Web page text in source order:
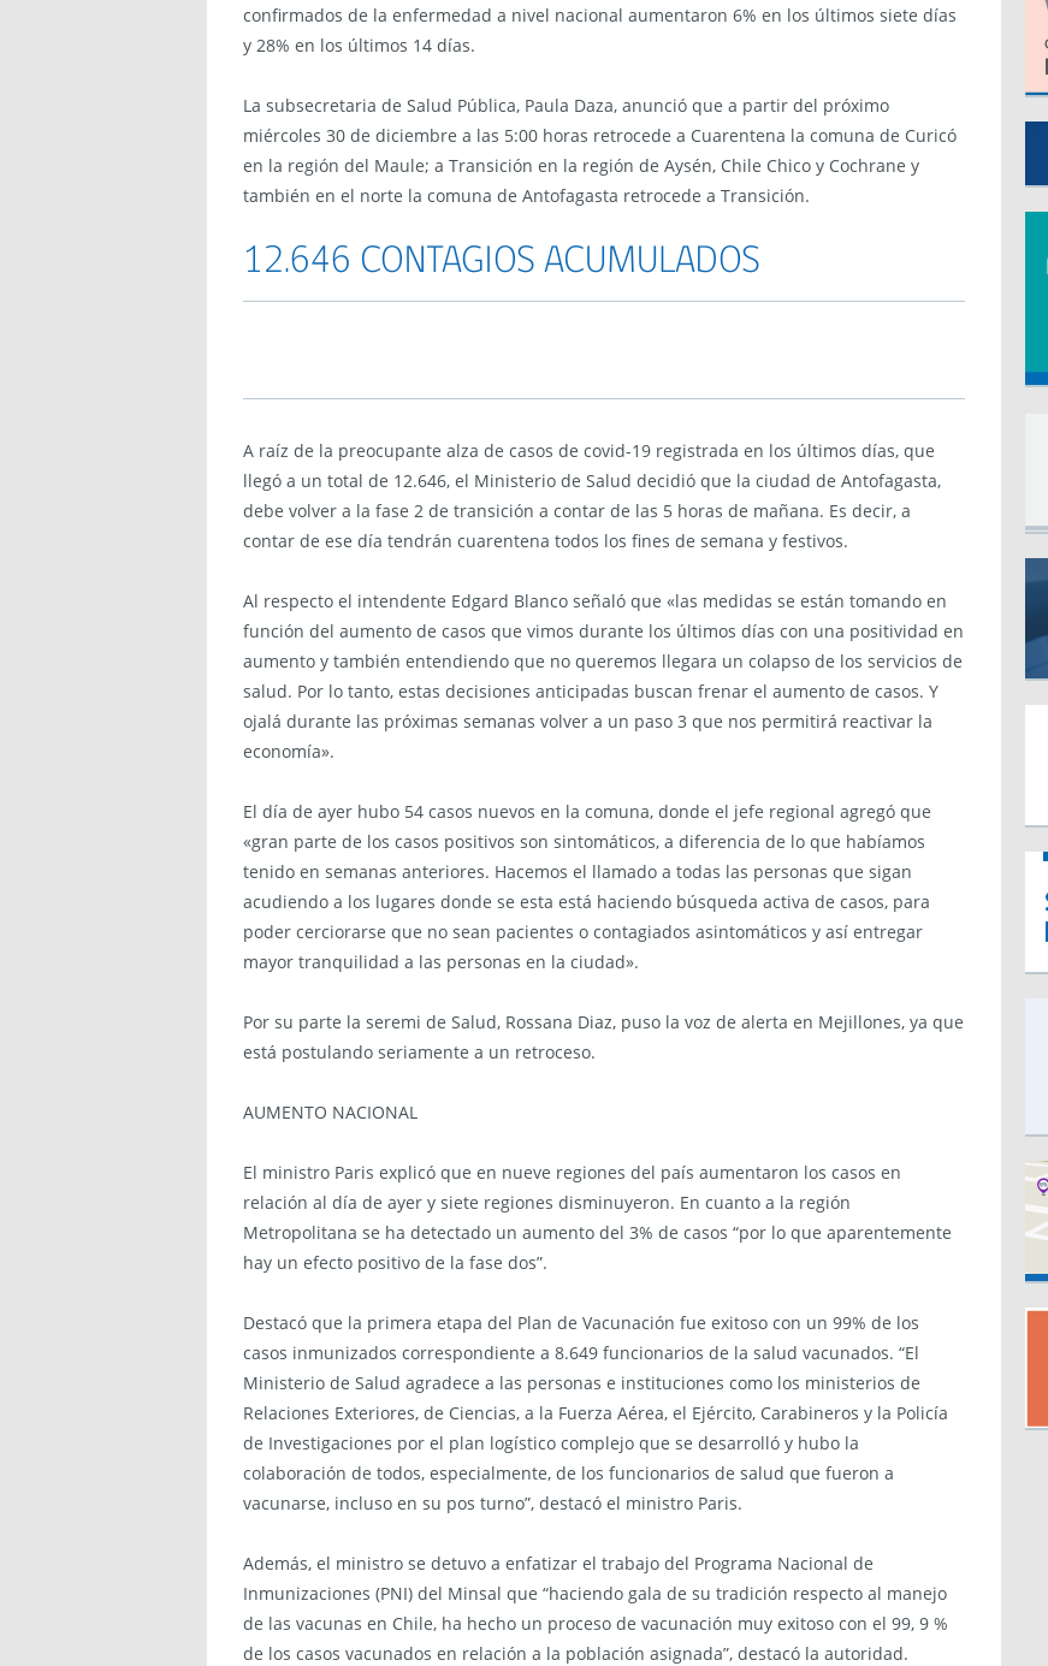
confirmados de la enfermedad a nivel nacional aumentaron 6% en los últimos siete días
y 28% en los últimos 14 días.
La subsecretaria de Salud Pública, Paula Daza, anunció que a partir del próximo
miércoles 30 de diciembre a las 5:00 horas retrocede a Cuarentena la comuna de Curicó
en la región del Maule; a Transición en la región de Aysén, Chile Chico y Cochrane y
también en el norte la comuna de Antofagasta retrocede a Transición.
12.646 CONTAGIOS ACUMULADOS
A raíz de la preocupante alza de casos de covid-19 registrada en los últimos días, que
llegó a un total de 12.646, el Ministerio de Salud decidió que la ciudad de Antofagasta,
debe volver a la fase 2 de transición a contar de las 5 horas de mañana. Es decir, a
contar de ese día tendrán cuarentena todos los fines de semana y festivos.
Al respecto el intendente Edgard Blanco señaló que «las medidas se están tomando en
función del aumento de casos que vimos durante los últimos días con una positividad en
aumento y también entendiendo que no queremos llegara un colapso de los servicios de
salud. Por lo tanto, estas decisiones anticipadas buscan frenar el aumento de casos. Y
ojalá durante las próximas semanas volver a un paso 3 que nos permitirá reactivar la
economía».
El día de ayer hubo 54 casos nuevos en la comuna, donde el jefe regional agregó que
«gran parte de los casos positivos son sintomáticos, a diferencia de lo que habíamos
tenido en semanas anteriores. Hacemos el llamado a todas las personas que sigan
acudiendo a los lugares donde se esta está haciendo búsqueda activa de casos, para
poder cerciorarse que no sean pacientes o contagiados asintomáticos y así entregar
mayor tranquilidad a las personas en la ciudad».
Por su parte la seremi de Salud, Rossana Diaz, puso la voz de alerta en Mejillones, ya que
está postulando seriamente a un retroceso.
AUMENTO NACIONAL
El ministro Paris explicó que en nueve regiones del país aumentaron los casos en
relación al día de ayer y siete regiones disminuyeron. En cuanto a la región
Metropolitana se ha detectado un aumento del 3% de casos “por lo que aparentemente
hay un efecto positivo de la fase dos”.
Destacó que la primera etapa del Plan de Vacunación fue exitoso con un 99% de los
casos inmunizados correspondiente a 8.649 funcionarios de la salud vacunados. “El
Ministerio de Salud agradece a las personas e instituciones como los ministerios de
Relaciones Exteriores, de Ciencias, a la Fuerza Aérea, el Ejército, Carabineros y la Policía
de Investigaciones por el plan logístico complejo que se desarrolló y hubo la
colaboración de todos, especialmente, de los funcionarios de salud que fueron a
vacunarse, incluso en su pos turno”, destacó el ministro Paris.
Además, el ministro se detuvo a enfatizar el trabajo del Programa Nacional de
Inmunizaciones (PNI) del Minsal que “haciendo gala de su tradición respecto al manejo
de las vacunas en Chile, ha hecho un proceso de vacunación muy exitoso con el 99, 9 %
de los casos vacunados en relación a la población asignada”, destacó la autoridad.